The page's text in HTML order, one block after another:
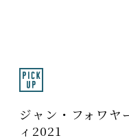
ジャン・フォワヤ
ィ2021